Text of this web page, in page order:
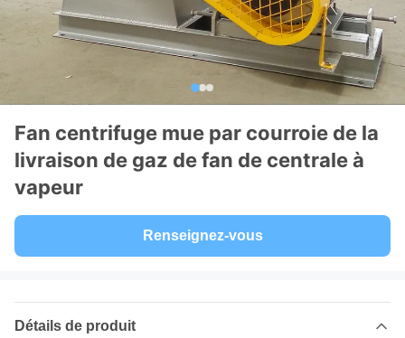
Fan centrifuge mue par courroie de la
livraison de gaz de fan de centrale à
vapeur
Renseignez-vous
Détails de produit